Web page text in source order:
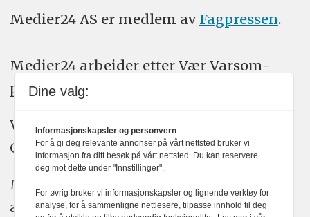
Medier24 AS er medlem av Fagpressen.
Medier24 arbeider etter Vær Varsom-
plakatens regler for god presseskikk.
Vi bruker KI-verktøy som ChatGPT,
Claude, og Gemini i journalistikken vår.
Medier24s redaksjon har alltid det fulle
ansvar for publisert innhold, med eller
Dine valg:
Informasjonskapsler og personvern
For å gi deg relevante annonser på vårt nettsted bruker vi
informasjon fra ditt besøk på vårt nettsted. Du kan reservere
deg mot dette under "Innstillinger".
For øvrig bruker vi informasjonskapsler og lignende verktøy for
analyse, for å sammenligne nettlesere, tilpasse innhold til deg